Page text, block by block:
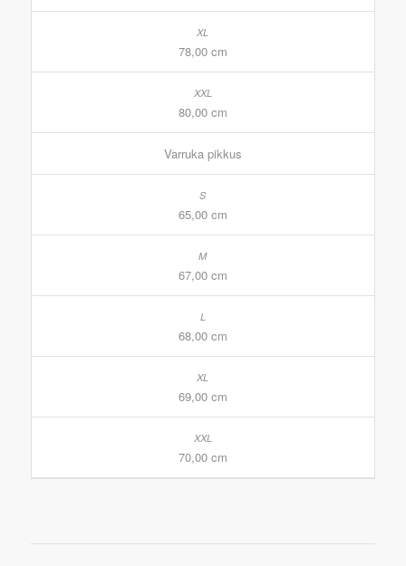
78,00 cm
80,00 cm
Varruka pikkus
65,00 cm
67,00 cm
68,00 cm
69,00 cm
70,00 cm